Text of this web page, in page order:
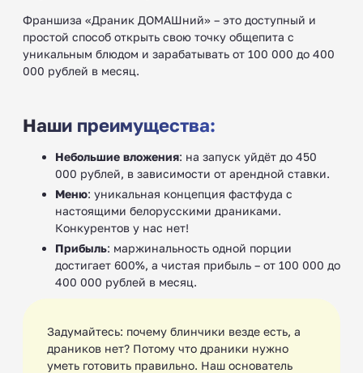
Франшиза «Драник ДОМАШний» – это доступный и
простой способ открыть свою точку общепита с
уникальным блюдом и зарабатывать от 100 000 до 400
000 рублей в месяц.
Наши преимущества:
Небольшие вложения: на запуск уйдёт до 450
000 рублей, в зависимости от арендной ставки.
Меню: уникальная концепция фастфуда с
настоящими белорусскими драниками.
Конкурентов у нас нет!
Прибыль: маржинальность одной порции
достигает 600%, а чистая прибыль – от 100 000 до
400 000 рублей в месяц.
Задумайтесь: почему блинчики везде есть, а
драников нет? Потому что драники нужно
уметь готовить правильно. Наш основатель